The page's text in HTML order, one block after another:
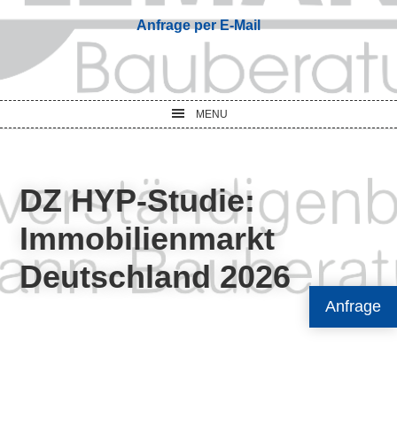
Anfrage
Anfrage per E-Mail
MENU
DZ HYP-Studie:
Immobilienmarkt
Deutschland 2026